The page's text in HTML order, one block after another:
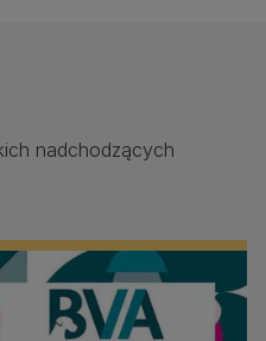
nadchodzących